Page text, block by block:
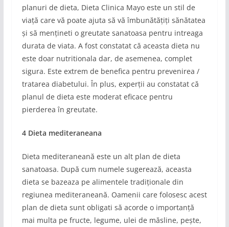
planuri de dieta, Dieta Clinica Mayo este un stil de
viață care vă poate ajuta să vă îmbunătățiți sănătatea
și să mențineti o greutate sanatoasa pentru intreaga
durata de viata. A fost constatat că aceasta dieta nu
este doar nutritionala dar, de asemenea, complet
sigura. Este extrem de benefica pentru prevenirea /
tratarea diabetului. În plus, experții au constatat că
planul de dieta este moderat eficace pentru
pierderea în greutate.
4 Dieta mediteraneana
Dieta mediteraneană este un alt plan de dieta
sanatoasa. După cum numele sugerează, aceasta
dieta se bazeaza pe alimentele tradiționale din
regiunea mediteraneană. Oamenii care folosesc acest
plan de dieta sunt obligati să acorde o importanță
mai multa pe fructe, legume, ulei de măsline, pește,